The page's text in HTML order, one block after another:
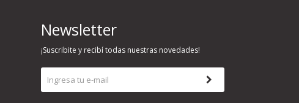
Newsletter
¡Suscribite y recibí todas nuestras novedades!